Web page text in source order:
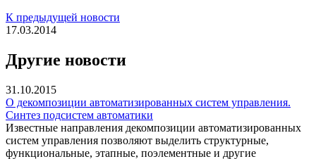
К предыдущей новости
17.03.2014
Другие новости
31.10.2015
О декомпозиции автоматизированных систем управления.
Синтез подсистем автоматики
Известные направления декомпозиции автоматизированных
систем управления позволяют выделить структурные,
функциональные, этапные, поэлементные и другие